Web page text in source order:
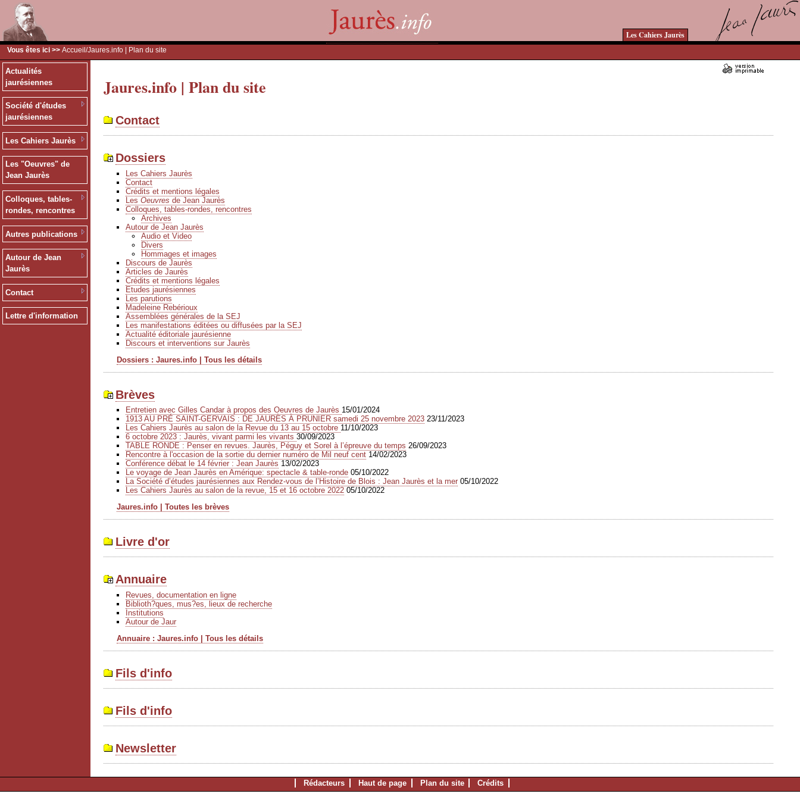
Les Cahiers Jaurès
Vous êtes ici >> Accueil /Jaures.info | Plan du site
Actualités
jaurésiennes
Société d'études
jaurésiennes
Les Cahiers Jaurès
Les "Oeuvres" de
Jean Jaurès
Colloques, tables-
rondes, rencontres
Autres publications
Autour de Jean
Jaurès
Contact
Lettre d'information
Jaures.info | Plan du site
Contact
Dossiers
Les Cahiers Jaurès
Contact
Crédits et mentions légales
Les Oeuvres de Jean Jaurès
Colloques, tables-rondes, rencontres
Archives
Autour de Jean Jaurès
Audio et Video
Divers
Hommages et images
Discours de Jaurès
Articles de Jaurès
Crédits et mentions légales
Etudes jaurésiennes
Les parutions
Madeleine Rebérioux
Assemblées générales de la SEJ
Les manifestations éditées ou diffusées par la SEJ
Actualité éditoriale jaurésienne
Discours et interventions sur Jaurès
Dossiers : Jaures.info | Tous les détails
Brèves
Entretien avec Gilles Candar à propos des Oeuvres de Jaurès 15/01/2024
1913 AU PRÉ SAINT-GERVAIS : DE JAURÈS À PRUNIER samedi 25 novembre 2023 23/11/2023
Les Cahiers Jaurès au salon de la Revue du 13 au 15 octobre 11/10/2023
6 octobre 2023 : Jaurès, vivant parmi les vivants 30/09/2023
TABLE RONDE : Penser en revues. Jaurès, Péguy et Sorel à l’épreuve du temps 26/09/2023
Rencontre à l'occasion de la sortie du dernier numéro de Mil neuf cent 14/02/2023
Conférence débat le 14 février : Jean Jaurès 13/02/2023
Le voyage de Jean Jaurès en Amérique: spectacle & table-ronde 05/10/2022
La Société d’études jaurésiennes aux Rendez-vous de l’Histoire de Blois : Jean Jaurès et la mer 05/10/2022
Les Cahiers Jaurès au salon de la revue, 15 et 16 octobre 2022 05/10/2022
Jaures.info | Toutes les brèves
Livre d'or
Annuaire
Revues, documentation en ligne
Biblioth?ques, mus?es, lieux de recherche
Institutions
Autour de Jaur
Annuaire : Jaures.info | Tous les détails
Fils d'info
Fils d'info
Newsletter
Rédacteurs Haut de page Plan du site Crédits